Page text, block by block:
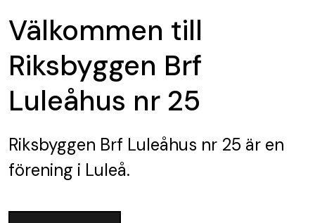
Välkommen till
Riksbyggen Brf
Luleåhus nr 25
Riksbyggen Brf Luleåhus nr 25 är en
förening i Luleå.